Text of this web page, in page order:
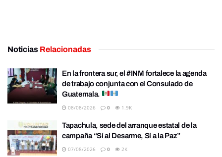
Noticias Relacionadas
En la frontera sur, el #INM fortalece la agenda
de trabajo conjunta con el Consulado de
Guatemala.
08/08/2026 0 1.9K
Tapachula, sede del arranque estatal de la
campaña “Sí al Desarme, Sí a la Paz”
07/08/2026 0 2K